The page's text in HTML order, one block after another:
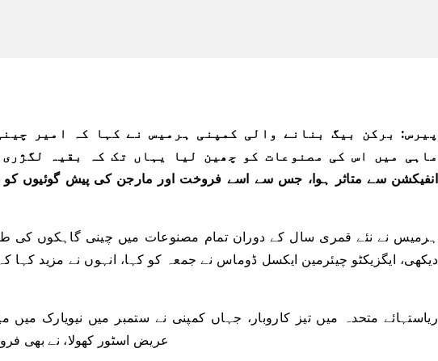
پیرس: برکن بیگ بنانے والی کمپنی ہرمیس نے کہا کہ امیر
ماہی میں اس کی مصنوعات کو چھین لیا یہاں تک کہ بقیہ
ہرمیس نے نئے قمری سال کے دوران تمام مصنوعات میں چینی گاہکوں
ریاستہائے متحدہ میں تیز کاروبار، جہاں کمپنی نے ستمبر میں نیویارک میں
عریض اسٹور کھولا، نے بھی